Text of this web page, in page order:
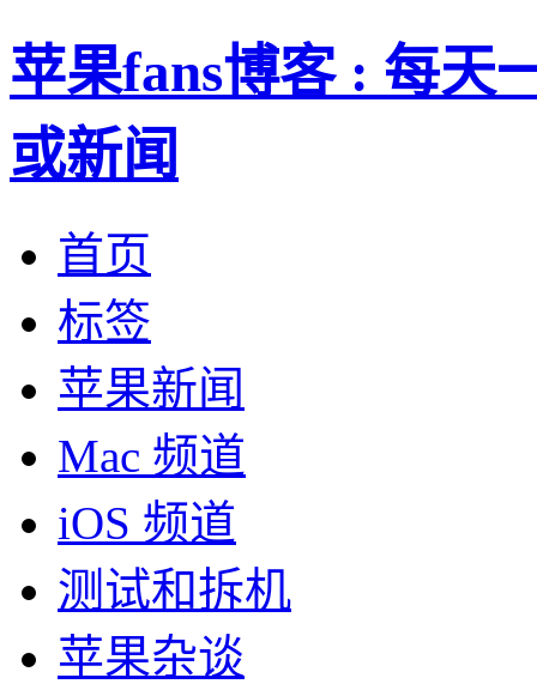
苹果fans博客 : 每天
或新闻
首页
标签
苹果新闻
Mac 频道
iOS 频道
测试和拆机
苹果杂谈